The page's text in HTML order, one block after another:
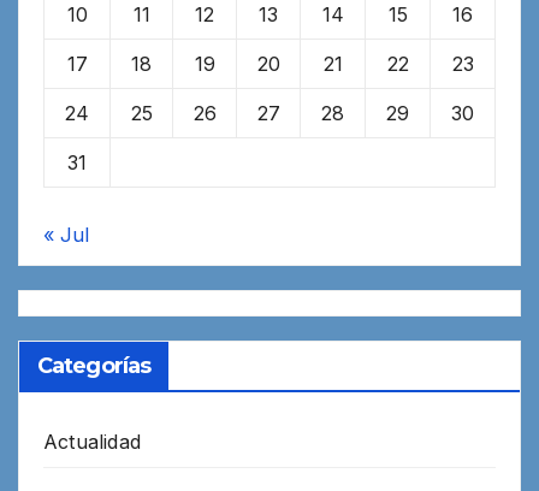
10 11 12 13 14 15 16
17 18 19 20 21 22 23
24 25 26 27 28 29 30
31
« Jul
Categorías
Actualidad